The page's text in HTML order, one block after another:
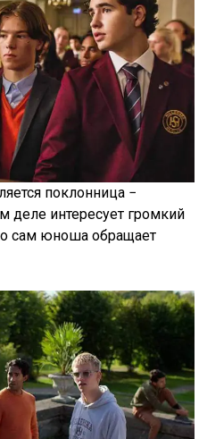
поклонница −
деле интересует громкий
сам юноша обращает